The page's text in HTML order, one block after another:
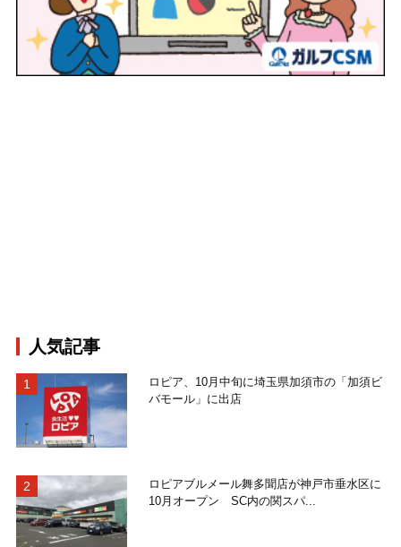
人気記事
ロピア、10月中旬に埼玉県加須市の「加須ビ
バモール」に出店
ロピアブルメール舞多聞店が神戸市垂水区に
10月オープン SC内の関スパ...